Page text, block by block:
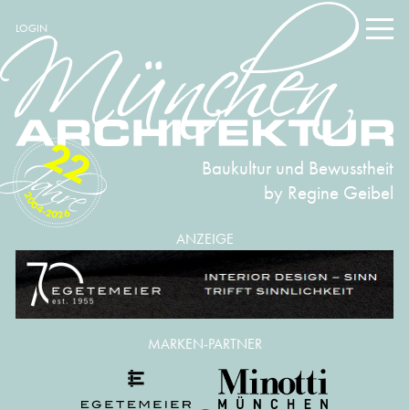
LOGIN
Baukultur und Bewusstheit
by Regine Geibel
2004-2026
22
ANZEIGE